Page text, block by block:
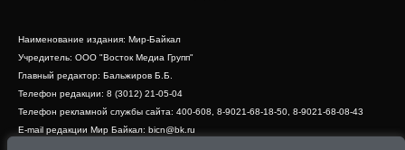
Наименование издания: Мир-Байкал
Учредитель: ООО "Восток Медиа Групп"
Главный редактор: Бальжиров Б.Б.
Телефон редакции: 8 (3012) 21-05-04
Телефон рекламной службы сайта: 400-608, 8-9021-68-18-50, 8-9021-68-08-43
E-mail редакции Мир Байкал: bicn@bk.ru